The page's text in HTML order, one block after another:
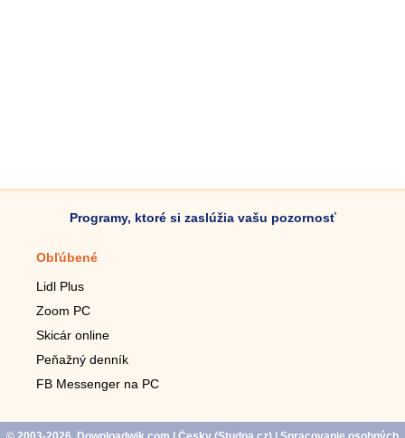
Programy, ktoré si zaslúžia vašu pozornosť
Obľúbené
Lidl Plus
Zoom PC
Skicár online
Peňažný denník
FB Messenger na PC